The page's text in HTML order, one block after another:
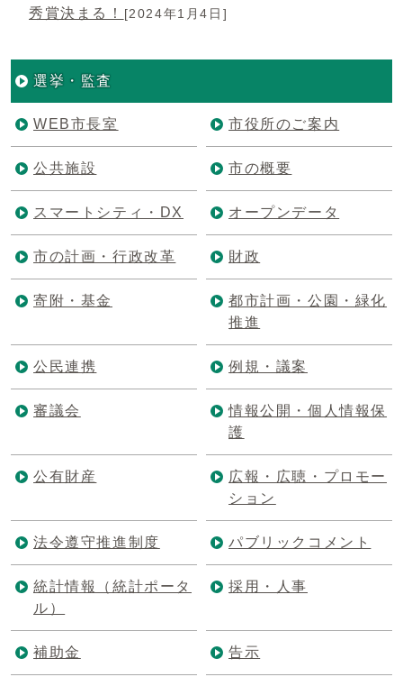
秀賞決まる！
[2024年1月4日]
選挙・監査
WEB市長室 市役所のご案内
公共施設 市の概要
スマートシティ・DX オープンデータ
市の計画・行政改革 財政
寄附・基金
都市計画・公園・緑化
推進
公民連携 例規・議案
審議会
情報公開・個人情報保
護
公有財産
広報・広聴・プロモー
ション
法令遵守推進制度 パブリックコメント
統計情報（統計ポータ
ル）
採用・人事
補助金 告示